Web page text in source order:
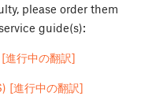
please order them
guide(s):
行中の翻訳]
[進行中の翻訳]